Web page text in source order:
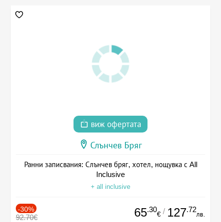
виж офертата
Слънчев Бряг
Ранни записвания: Слънчев бряг, хотел, нощувка с All
Inclusive
+ all inclusive
-30%
92.70€ 65.30
€ / 127.72
лв.